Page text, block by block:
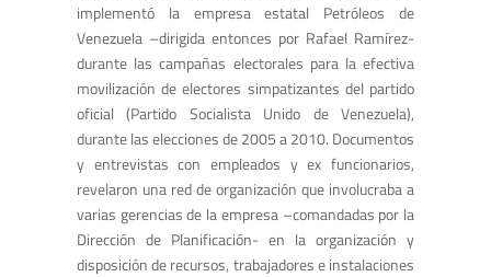
implementó la empresa estatal Petróleos de
Venezuela –dirigida entonces por Rafael Ramírez-
durante las campañas electorales para la efectiva
movilización de electores simpatizantes del partido
oficial (Partido Socialista Unido de Venezuela),
durante las elecciones de 2005 a 2010. Documentos
y entrevistas con empleados y ex funcionarios,
revelaron una red de organización que involucraba a
varias gerencias de la empresa –comandadas por la
Dirección de Planificación- en la organización y
disposición de recursos, trabajadores e instalaciones